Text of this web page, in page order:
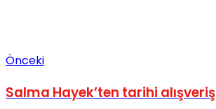
Önceki
Salma Hayek’ten tarihi alışveriş